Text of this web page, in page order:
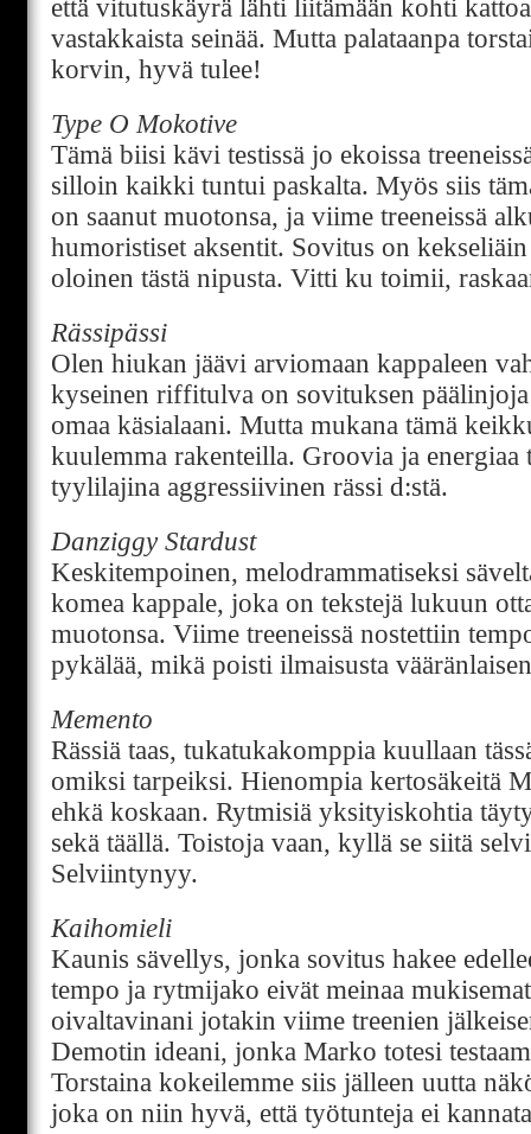
että vitutuskäyrä lähti liitämään kohti
vastakkaista seinää. Mutta palataanpa
korvin, hyvä tulee!
Type O Mokotive
Tämä biisi kävi testissä jo ekoissa
silloin kaikki tuntui paskalta. Myös siis
on saanut muotonsa, ja viime treeneissä
humoristiset aksentit. Sovitus on
oloinen tästä nipusta. Vitti ku toimii,
Rässipässi
Olen hiukan jäävi arviomaan kappaleen
kyseinen riffitulva on sovituksen
omaa käsialaani. Mutta mukana tämä
kuulemma rakenteilla. Groovia ja energiaa
tyylilajina aggressiivinen rässi d:stä.
Danziggy Stardust
Keskitempoinen, melodrammatiseksi
komea kappale, joka on tekstejä lukuun
muotonsa. Viime treeneissä nostettiin
pykälää, mikä poisti ilmaisusta
Memento
Rässiä taas, tukatukakomppia kuullaan
omiksi tarpeiksi. Hienompia kertosäkeitä
ehkä koskaan. Rytmisiä yksityiskohtia
sekä täällä. Toistoja vaan, kyllä se siitä
Selviintynyy.
Kaihomieli
Kaunis sävellys, jonka sovitus hakee
tempo ja rytmijako eivät meinaa
oivaltavinani jotakin viime treenien
Demotin ideani, jonka Marko totesi
Torstaina kokeilemme siis jälleen uutta
joka on niin hyvä, että työtunteja ei